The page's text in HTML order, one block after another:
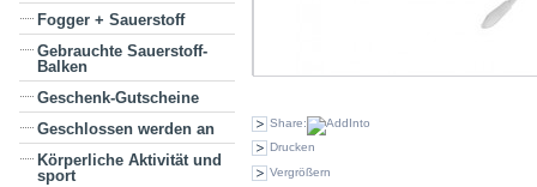
Fogger + Sauerstoff
Gebrauchte Sauerstoff-
Balken
Geschenk-Gutscheine
Geschlossen werden an
Körperliche Aktivität und
sport
Share:
Drucken
Vergrößern